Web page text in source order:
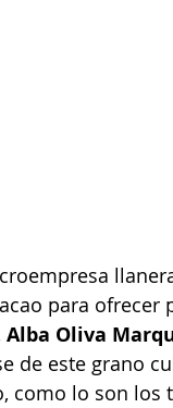
para ofrecer
Alba Oliva
de este grano
como lo son los